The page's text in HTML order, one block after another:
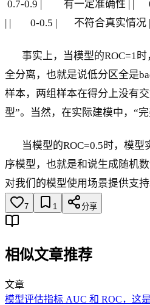
0.7-0.9 | 有一定准确性 | |
| | 0-0.5 | 不符合真实情况 |
事实上，当模型的ROC=1时
全分离，也就是说低分区全是
样本，两组样本在得分上没有
型”。当然，在实际建模中，“
当模型的ROC=0.5时，模型
序模型，也就是和说生成随机
对我们的模型使用场景提供支持
7 1 分享
相似文章推荐
文章
模型评估指标 AUC 和 ROC，这